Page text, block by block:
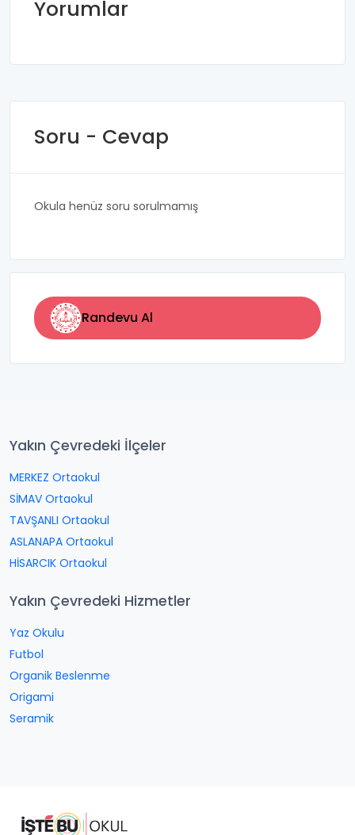
Yorumlar
Soru - Cevap
Okula henüz soru sorulmamış
Randevu Al
Yakın Çevredeki İlçeler
MERKEZ Ortaokul
SİMAV Ortaokul
TAVŞANLI Ortaokul
ASLANAPA Ortaokul
HİSARCIK Ortaokul
Yakın Çevredeki Hizmetler
Yaz Okulu
Futbol
Organik Beslenme
Origami
Seramik